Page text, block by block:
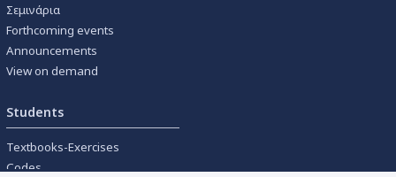
Σεμινάρια
Forthcoming events
Announcements
View on demand
Students
Textbooks-Exercises
Codes